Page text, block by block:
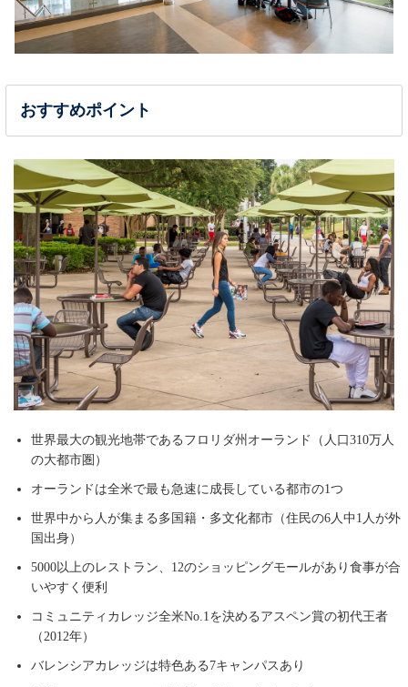
おすすめポイント
世界最大の観光地帯であるフロリダ州オーランド（人口310万人
の大都市圏）
オーランドは全米で最も急速に成長している都市の1つ
世界中から人が集まる多国籍・多文化都市（住民の6人中1人が外
国出身）
5000以上のレストラン、12のショッピングモールがあり食事が合
いやすく便利
コミュニティカレッジ全米No.1を決めるアスペン賞の初代王者
（2012年）
バレンシアカレッジは特色ある7キャンパスあり